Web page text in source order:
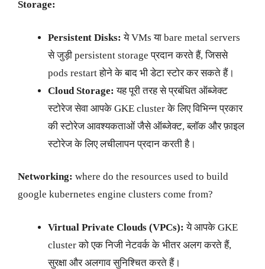
Storage:
Persistent Disks: ये VMs या bare metal servers
से जुड़ी persistent storage प्रदान करते हैं, जिससे
pods restart होने के बाद भी डेटा स्टोर कर सकते हैं।
Cloud Storage: यह पूरी तरह से प्रबंधित ऑब्जेक्ट
स्टोरेज सेवा आपके GKE cluster के लिए विभिन्न प्रकार
की स्टोरेज आवश्यकताओं जैसे ऑब्जेक्ट, ब्लॉक और फ़ाइल
स्टोरेज के लिए लचीलापन प्रदान करती है।
Networking: where do the resources used to build
google kubernetes engine clusters come from?
Virtual Private Clouds (VPCs): ये आपके GKE
cluster को एक निजी नेटवर्क के भीतर अलग करते हैं,
सुरक्षा और अलगाव सुनिश्चित करते हैं।